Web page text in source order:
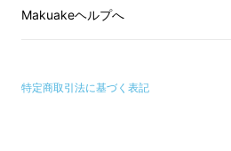
Makuakeヘルプへ
特定商取引法に基づく表記